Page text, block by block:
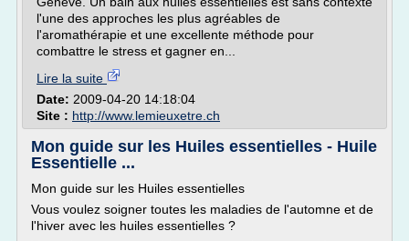
l'une des approches les plus agréables de
l'aromathérapie et une excellente méthode pour
combattre le stress et gagner en...
Lire la suite
Date: 2009-04-20 14:18:04
Site : http://www.lemieuxetre.ch
Mon guide sur les Huiles essentielles - Huile
Essentielle ...
Mon guide sur les Huiles essentielles
Vous voulez soigner toutes les maladies de l'automne et de
l'hiver avec les huiles essentielles ?